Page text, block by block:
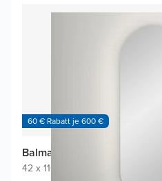
60 € Rabatt je 600 €
Balmani Giro Oval Badspiegel
42 x 110 cm